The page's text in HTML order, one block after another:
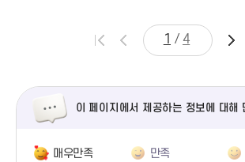
되는 게 아니고, 이 망원경으로 어떻게 하면 별빛
망원경은 별빛을 모아주는 도구입니다. 그리고 크
해상도를 분해할 수 있는 거예요.
저기 두 개로 보이던 거를 네 개로 보이게 하거나,
거를 두 개로 보이게 하거나, 빛을 밝게 보여주는
되지, 그게 아니고요, 이런 현상 때문에 그래요.
1 / 4
이 페이지에서 제공하는 정보에 대해
매우만족 만족